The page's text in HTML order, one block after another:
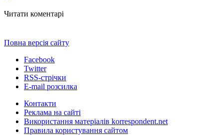
Читати коментарі
Повна версія сайту
Facebook
Twitter
RSS-стрічки
E-mail розсилка
Контакти
Реклама на сайті
Використання матеріалів korrespondent.net
Правила користування сайтом